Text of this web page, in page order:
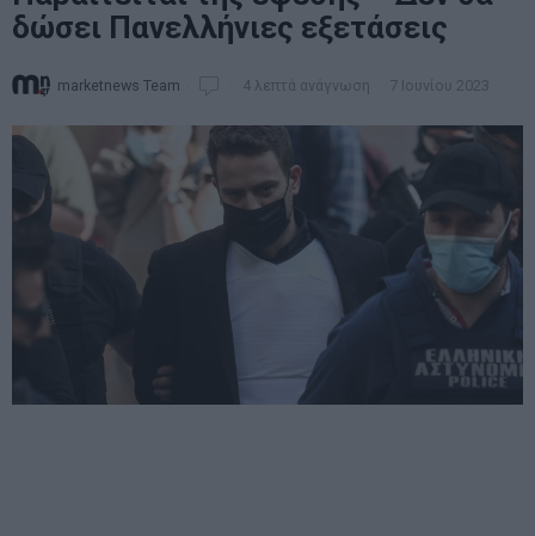
δώσει Πανελλήνιες εξετάσεις
marketnews Team 4 λεπτά ανάγνωση 7 Ιουνίου 2023